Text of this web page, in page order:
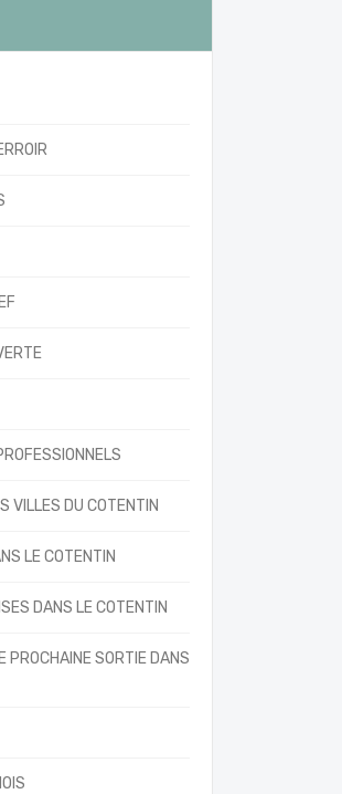
VILLES DU COTENTIN
LE COTENTIN
DANS LE COTENTIN
PROCHAINE SORTIE DANS